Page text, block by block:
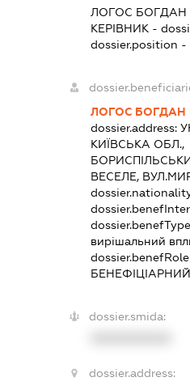
ЛОГОС
КЕРІВНИК-
dossier.position -
ЛОГОС БОГДАН
dossier.address:
КИЇВСЬКА ОБЛ.,
ВЕСЕЛЕ,
вирішальний
dossier.smida:
dossier.address: